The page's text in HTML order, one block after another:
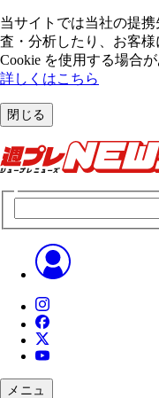
当サイトでは当社の提
査・分析したり、お客
Cookie を使⽤する場合が
詳しくはこちら
閉じる
メニュ